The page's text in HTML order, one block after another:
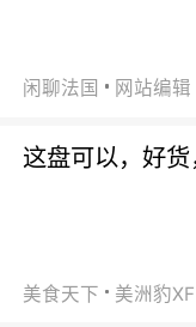
闲聊法国 网站编辑
这盘可以，好
美食天下 美洲豹XF